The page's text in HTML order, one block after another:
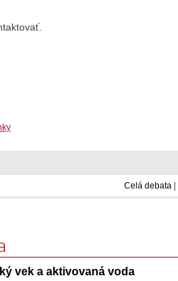
Celá debata |
vek a aktivovaná voda